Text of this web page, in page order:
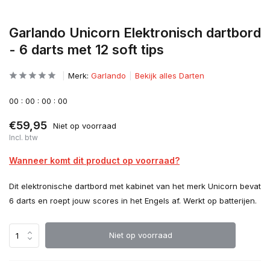
Garlando Unicorn Elektronisch dartbord
- 6 darts met 12 soft tips
Merk: Garlando Bekijk alles Darten
00 : 00 : 00 : 00
€59,95 Niet op voorraad
Incl. btw
Wanneer komt dit product op voorraad?
Dit elektronische dartbord met kabinet van het merk Unicorn bevat
6 darts en roept jouw scores in het Engels af. Werkt op batterijen.
Niet op voorraad